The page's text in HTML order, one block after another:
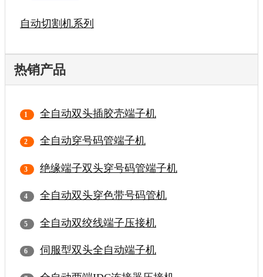
自动切割机系列
热销产品
全自动双头插胶壳端子机
全自动穿号码管端子机
绝缘端子双头穿号码管端子机
全自动双头穿色带号码管机
全自动双绞线端子压接机
伺服型双头全自动端子机